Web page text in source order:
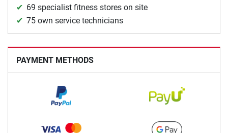
69 specialist fitness stores on site
75 own service technicians
PAYMENT METHODS